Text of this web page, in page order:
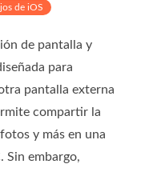
de iOS
de pantalla y
para
pantalla externa
compartir la
y más en una
Sin embargo,